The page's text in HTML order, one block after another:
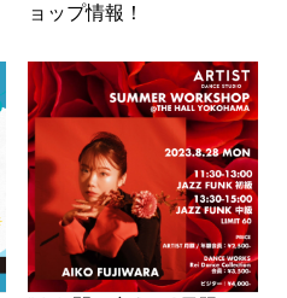
ョップ情報！